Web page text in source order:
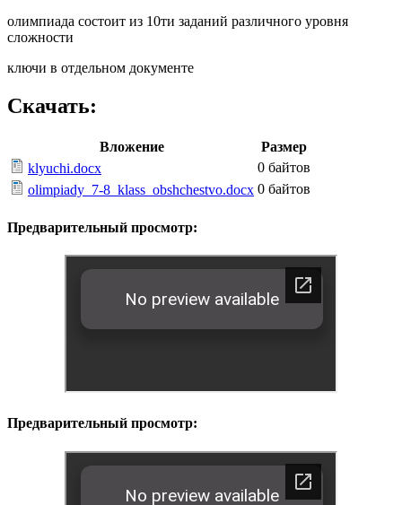
олимпиада состоит из 10ти заданий различного уровня
сложности
ключи в отдельном документе
Скачать:
Вложение
Размер
klyuchi.docx
0 байтов
olimpiady_7-8_klass_obshchestvo.docx 0 байтов
Предварительный просмотр:
Предварительный просмотр: